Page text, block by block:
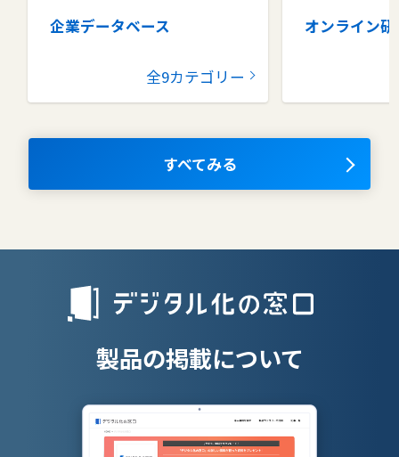
企業データベース
グループウェア
コラボレーションツール
ナレッジマネジメントツール
全9カテゴリー
オンライン研
タレントマ
OKRツール
授業支援シス
すべてみる
製品の掲載について